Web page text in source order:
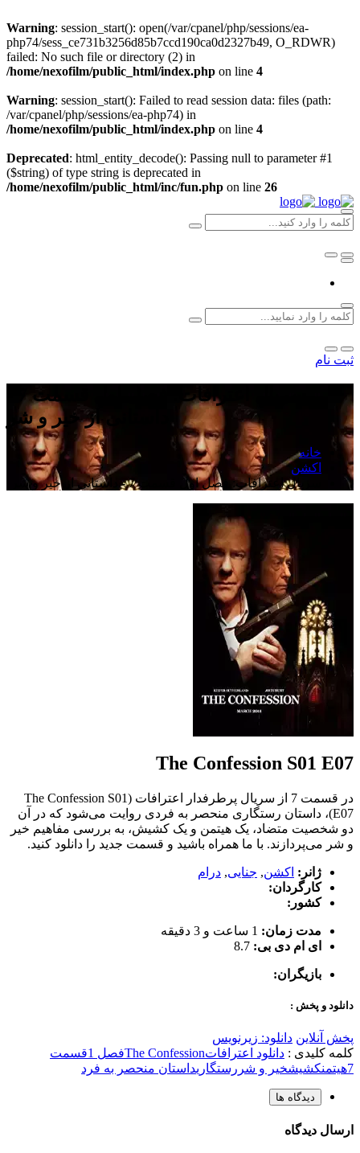
Warning: session_start(): open(/var/cpanel/php/sessions/ea-
php74/sess_ce731b3256d85b7ccd190ca0d2327b49, O_RDWR)
failed: No such file or directory (2) in
/home/nexofilm/public_html/index.php on line 4
Warning: session_start(): Failed to read session data: files (path:
/var/cpanel/php/sessions/ea-php74) in
/home/nexofilm/public_html/index.php on line 4
Deprecated: html_entity_decode(): Passing null to parameter #1
($string) of type string is deprecated in
/home/nexofilm/public_html/inc/fun.php on line 26
ثبت نام
داستانی از خیر و شر
خانه
اکشن
سریال اعترافات: فصل اول قسمت 7 - داستانی از خیر و شر
The Confession S01 E07
در قسمت 7 از سریال پرطرفدار اعترافات (The Confession S01
E07)، داستان رستگاری منحصر به فردی روایت می‌شود که در آن
دو شخصیت متضاد، یک هیتمن و یک کشیش، به بررسی مفاهیم خیر
و شر می‌پردازند. با ما همراه باشید و قسمت جدید را دانلود کنید.
ژانر: اکشن, جنایی, درام
کارگردان:
کشور:
مدت زمان: 1 ساعت و 3 دقیقه
ای ام دی بی: 8.7
بازیگران:
دانلود و پخش :
پخش آنلاین دانلود: زیرنویس
کلمه کلیدی : دانلود اعترافاتThe Confessionفصل 1
قسمت
7هیتمنکشیشخیر و شر رستگاریداستان منحصر به فرد
دیدگاه ها
ارسال دیدگاه